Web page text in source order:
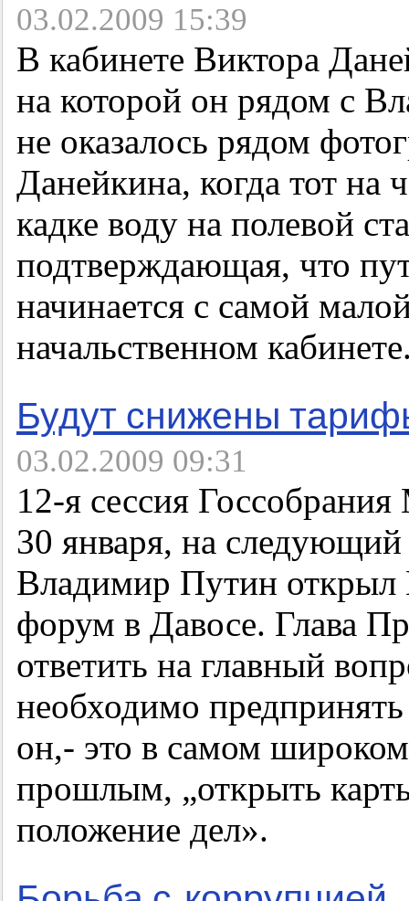
03.02.2009 15:39
В кабинете Виктора
на которой он рядом с
не оказалось рядом
Данейкина, когда тот на
кадке воду на полевой
подтверждающая, что
начинается с самой
начальственном
Будут снижены
03.02.2009 09:31
12-ясессия Госсобрания
30 января, на следующий
Владимир Путин
форум в Давосе. Глава
ответить на главный
необходимо
он,- это в самом
прошлым, „открыть
положение дел».